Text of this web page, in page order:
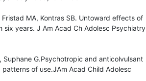
Fristad MA, Kontras SB. Untoward effects of
years. J Am Acad Ch Adolesc Psychiatry
Suphane G.Psychotropic and anticolvulsant
of use.JAm Acad Child Adolesc